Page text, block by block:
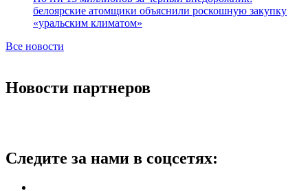
белоярские атомщики объяснили роскошную закупку
«уральским климатом»
Все новости
Новости партнеров
Следите за нами в соцсетях: